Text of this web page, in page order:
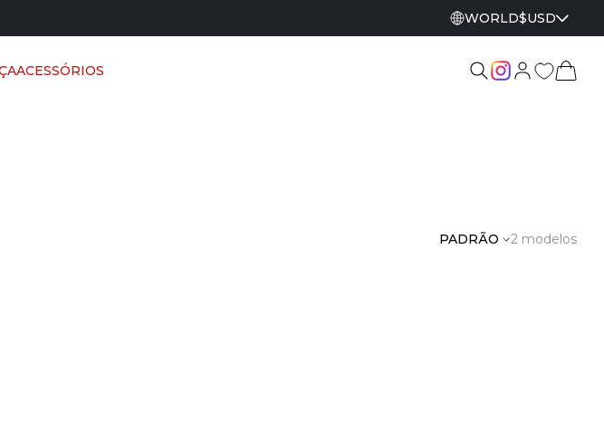
WORLD$USD
ACESSÓRIOS
PADRÃO 2 modelos